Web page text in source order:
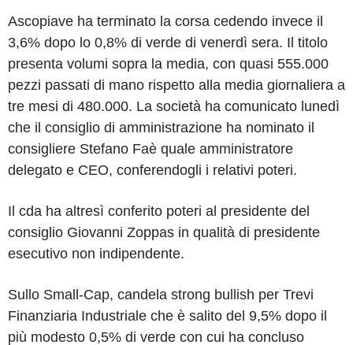
Ascopiave ha terminato la corsa cedendo invece il
3,6% dopo lo 0,8% di verde di venerdì sera. Il titolo
presenta volumi sopra la media, con quasi 555.000
pezzi passati di mano rispetto alla media giornaliera a
tre mesi di 480.000. La società ha comunicato lunedì
che il consiglio di amministrazione ha nominato il
consigliere Stefano Faè quale amministratore
delegato e CEO, conferendogli i relativi poteri.
Il cda ha altresì conferito poteri al presidente del
consiglio Giovanni Zoppas in qualità di presidente
esecutivo non indipendente.
Sullo Small-Cap, candela strong bullish per Trevi
Finanziaria Industriale che è salito del 9,5% dopo il
più modesto 0,5% di verde con cui ha concluso